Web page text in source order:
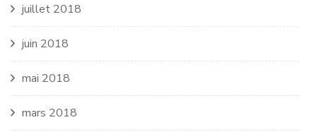
juillet 2018
juin 2018
mai 2018
mars 2018